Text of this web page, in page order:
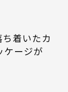
着いたカ
ケージが